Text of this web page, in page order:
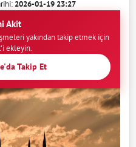
2026-01-19 23:27
Akit
yakından takip etmek için
ekleyin.
Takip Et